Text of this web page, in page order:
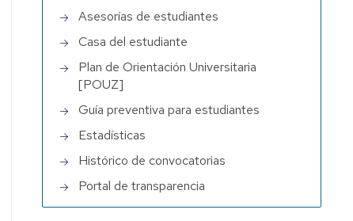
Asesorías de estudiantes
Casa del estudiante
Plan de Orientación Universitaria
[POUZ]
Guía preventiva para estudiantes
Estadísticas
Histórico de convocatorias
Portal de transparencia